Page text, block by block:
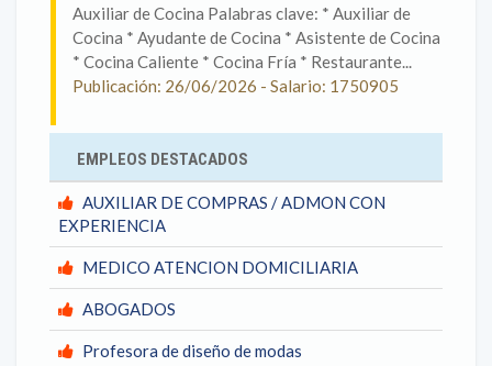
Auxiliar de Cocina Palabras clave: * Auxiliar de
Cocina * Ayudante de Cocina * Asistente de Cocina
* Cocina Caliente * Cocina Fría * Restaurante...
Publicación: 26/06/2026 - Salario: 1750905
EMPLEOS DESTACADOS
AUXILIAR DE COMPRAS / ADMON CON
EXPERIENCIA
MEDICO ATENCION DOMICILIARIA
ABOGADOS
Profesora de diseño de modas